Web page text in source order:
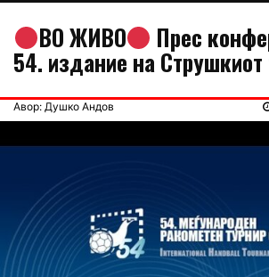
ВО ЖИВО Прес
54. издание на Струшкиот
Авор: Душко Андов